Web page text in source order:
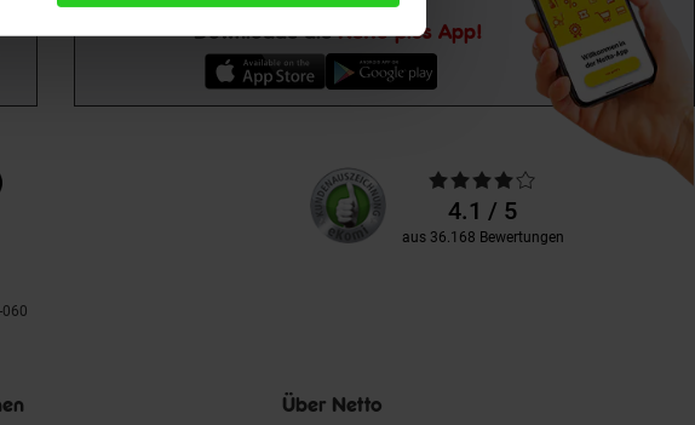
Downloade dieNetto plus App!
060
Unsere
Kundenbewertungen
Durchschnittliche
Bewertungen4.1 / 5
aus 36.168 Bewertungen
Über Netto